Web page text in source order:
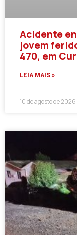
Acidente
jovem
470, em
LEIA MAIS »
10 de agosto de 2026